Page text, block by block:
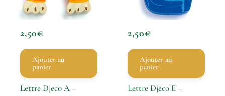
2,50€
Ajouter au
panier
Lettre Djeco A –
2,50€
Ajouter au
panier
Lettre Djeco E –